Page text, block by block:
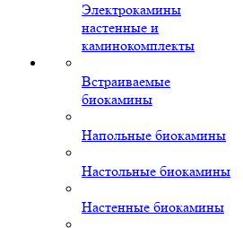
Электрокамины
настенные и
каминокомплекты
Встраиваемые
биокамины
Напольные биокамины
Настольные биокамины
Настенные биокамины